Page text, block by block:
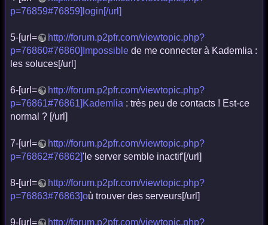
p=76859#76859]login[/url]
5-[url=
http://forum.p2pfr.com/viewtopic.php?
p=76860#76860]Impossible de me connecter à Kademlia :
les soluces[/url]
6-[url=
http://forum.p2pfr.com/viewtopic.php?
p=76861#76861]Kademlia : très peu de contacts ! Est-ce
normal ? [/url]
7-[url=
http://forum.p2pfr.com/viewtopic.php?
p=76862#76862]'le server semble inactif'[/url]
8-[url=
http://forum.p2pfr.com/viewtopic.php?
p=76863#76863]où trouver des serveurs[/url]
9-[url=
http://forum.p2pfr.com/viewtopic.php?